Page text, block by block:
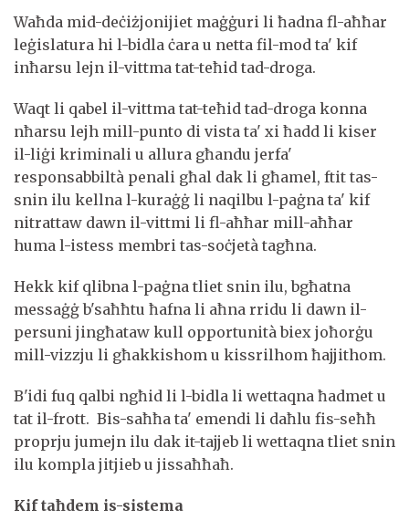
Waħda mid-deċiżjonijiet maġġuri li ħadna fl-aħħar
leġislatura hi l-bidla ċara u netta fil-mod ta' kif
inħarsu lejn il-vittma tat-teħid tad-droga.
Waqt li qabel il-vittma tat-teħid tad-droga konna
nħarsu lejh mill-punto di vista ta' xi ħadd li kiser
il-liġi kriminali u allura għandu jerfa'
responsabbiltà penali għal dak li għamel, ftit tas-
snin ilu kellna l-kuraġġ li naqilbu l-paġna ta' kif
nitrattaw dawn il-vittmi li fl-aħħar mill-aħħar
huma l-istess membri tas-soċjetà tagħna.
Hekk kif qlibna l-paġna tliet snin ilu, bgħatna
messaġġ b'saħħtu ħafna li aħna rridu li dawn il-
persuni jingħataw kull opportunità biex joħorġu
mill-vizzju li għakkishom u kissrilhom ħajjithom.
B'idi fuq qalbi ngħid li l-bidla li wettaqna ħadmet u
tat il-frott. Bis-saħħa ta' emendi li daħlu fis-seħħ
proprju jumejn ilu dak it-tajjeb li wettaqna tliet snin
ilu kompla jitjieb u jissaħħaħ.
Kif taħdem is-sistema